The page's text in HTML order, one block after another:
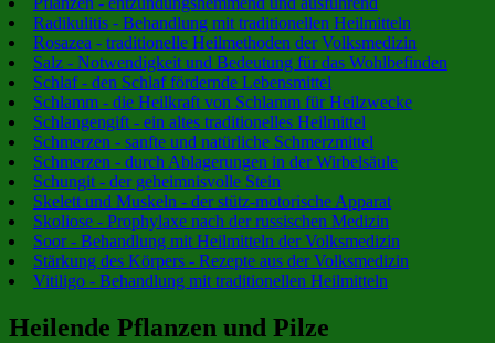
Radikulitis - Behandlung mit traditionellen Heilmitteln
Rosazea - traditionelle Heilmethoden der Volksmedizin
Salz - Notwendigkeit und Bedeutung für das Wohlbefinden
Schlaf - den Schlaf fördernde Lebensmittel
Schlamm - die Heilkraft von Schlamm für Heilzwecke
Schlangengift - ein altes traditionelles Heilmittel
Schmerzen - sanfte und natürliche Schmerzmittel
Schmerzen - durch Ablagerungen in der Wirbelsäule
Schungit - der geheimnisvolle Stein
Skelett und Muskeln - der stütz-motorische Apparat
Skoliose - Prophylaxe nach der russischen Medizin
Soor - Behandlung mit Heilmitteln der Volksmedizin
Stärkung des Körpers - Rezepte aus der Volksmedizin
Vitiligo - Behandlung mit traditionellen Heilmitteln
Heilende Pflanzen und Pilze